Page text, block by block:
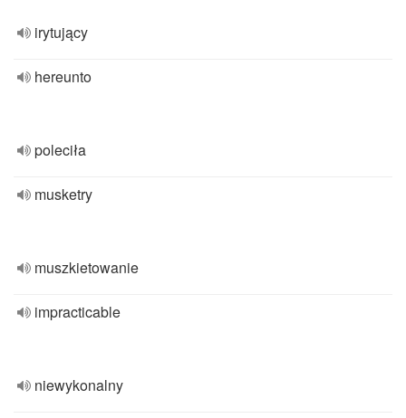
irytujący
hereunto
poleciła
musketry
muszkietowanie
impracticable
niewykonalny